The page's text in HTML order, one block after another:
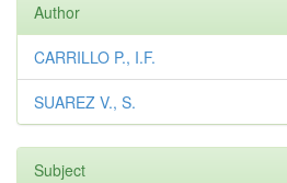
Author
CARRILLO P., I.F.
SUAREZ V., S.
Subject